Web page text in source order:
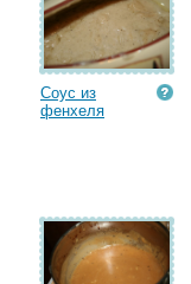
Соус из
фенхеля